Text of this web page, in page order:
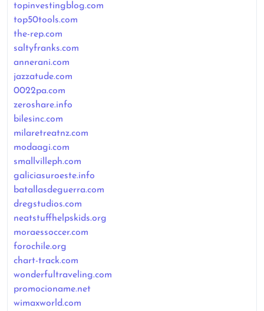
topinvestingblog.com
top50tools.com
the-rep.com
saltyfranks.com
annerani.com
jazzatude.com
0022pa.com
zeroshare.info
bilesinc.com
milaretreatnz.com
modaagi.com
smallvilleph.com
galiciasuroeste.info
batallasdeguerra.com
dregstudios.com
neatstuffhelpskids.org
moraessoccer.com
forochile.org
chart-track.com
wonderfultraveling.com
promocioname.net
wimaxworld.com